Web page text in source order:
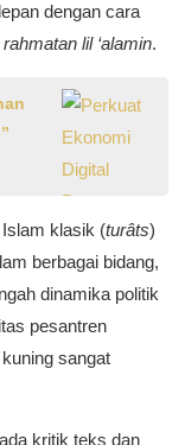
dengan cara
rahmatan lil ‘alamin.
klasik (turâts)
berbagai bidang,
dinamika politik
pesantren
sangat
kritik teks dan